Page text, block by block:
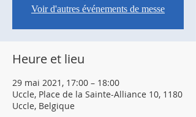
Voir d'autres événements de messe
Heure et lieu
29 mai 2021, 17:00 – 18:00
Uccle, Place de la Sainte-Alliance 10, 1180
Uccle, Belgique